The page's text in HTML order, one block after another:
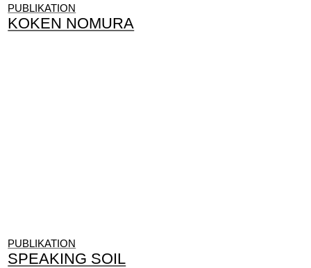
PUBLIKATION
KOKEN NOMURA
PUBLIKATION
SPEAKING SOIL